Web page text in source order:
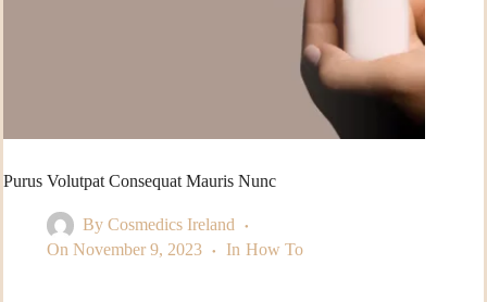
Purus Volutpat Consequat Mauris Nunc
By Cosmedics Ireland
On November 9, 2023 In How To